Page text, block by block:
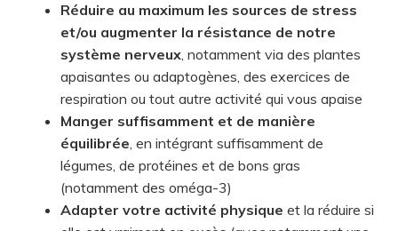
Réduire au maximum les sources de stress
et/ou augmenter la résistance de notre
système nerveux, notamment via des plantes
apaisantes ou adaptogènes, des exercices de
respiration ou tout autre activité qui vous apaise
Manger suffisamment et de manière
équilibrée, en intégrant suffisamment de
légumes, de protéines et de bons gras
(notamment des oméga-3)
Adapter votre activité physique et la réduire si